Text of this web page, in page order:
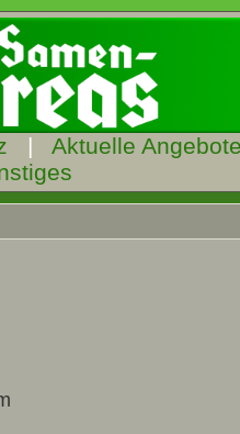
| Aktuelle